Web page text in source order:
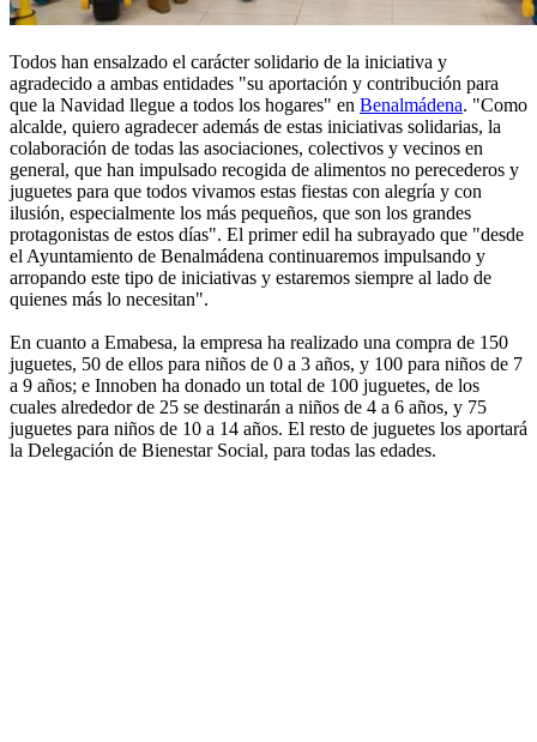
Todos han ensalzado el carácter solidario de la iniciativa y
agradecido a ambas entidades "su aportación y contribución para
que la Navidad llegue a todos los hogares" en Benalmádena. "Como
alcalde, quiero agradecer además de estas iniciativas solidarias, la
colaboración de todas las asociaciones, colectivos y vecinos en
general, que han impulsado recogida de alimentos no perecederos y
juguetes para que todos vivamos estas fiestas con alegría y con
ilusión, especialmente los más pequeños, que son los grandes
protagonistas de estos días". El primer edil ha subrayado que "desde
el Ayuntamiento de Benalmádena continuaremos impulsando y
arropando este tipo de iniciativas y estaremos siempre al lado de
quienes más lo necesitan".
En cuanto a Emabesa, la empresa ha realizado una compra de 150
juguetes, 50 de ellos para niños de 0 a 3 años, y 100 para niños de 7
a 9 años; e Innoben ha donado un total de 100 juguetes, de los
cuales alrededor de 25 se destinarán a niños de 4 a 6 años, y 75
juguetes para niños de 10 a 14 años. El resto de juguetes los aportará
la Delegación de Bienestar Social, para todas las edades.